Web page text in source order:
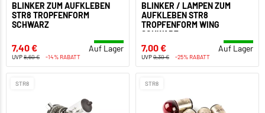
BLINKER ZUM AUFKLEBEN
STR8 TROPFENFORM
SCHWARZ
7,40 € Auf Lager
UVP8,60 € -14% RABATT
BLINKER / LAMPEN ZUM
AUFKLEBEN STR8
TROPFENFORM WING
SCHWARZ
7,00 € Auf Lager
UVP9,30 € -25% RABATT
STR8 STR8